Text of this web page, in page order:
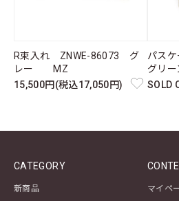
R束入れ ZNWE-86073 グ
レー MZ
15,500円(税込17,050円)
パス
グリ
SOLD
CATEGORY
新商品